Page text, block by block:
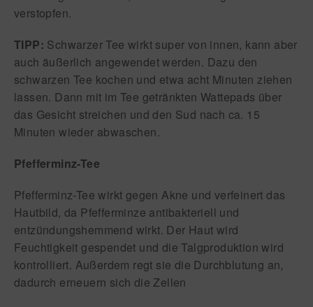
verstopfen.
TIPP: Schwarzer Tee wirkt super von innen, kann aber
auch äußerlich angewendet werden. Dazu den
schwarzen Tee kochen und etwa acht Minuten ziehen
lassen. Dann mit im Tee getränkten Wattepads über
das Gesicht streichen und den Sud nach ca. 15
Minuten wieder abwaschen.
Pfefferminz-Tee
Pfefferminz-Tee wirkt gegen Akne und verfeinert das
Hautbild, da Pfefferminze antibakteriell und
entzündungshemmend wirkt. Der Haut wird
Feuchtigkeit gespendet und die Talgproduktion wird
kontrolliert. Außerdem regt sie die Durchblutung an,
dadurch erneuern sich die Zellen